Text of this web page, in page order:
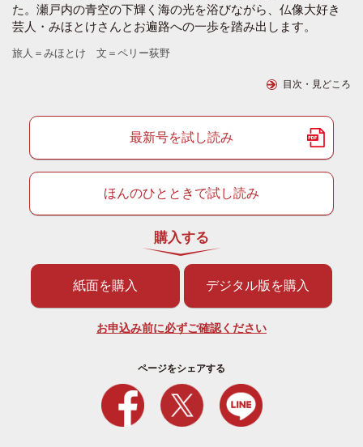
た。瀬戸内の青空の下輝く海の光を浴びながら、仏像大好き
芸人・みほとけさんとお遍路への一歩を踏み出します。
旅人＝みほとけ 文＝ペリー荻野
目次・見どころ
最新号を試し読み
ほんのひとときで試し読み
購入する
紙面を購入 デジタル版を購入
お申込み前に必ずご確認ください
ページをシェアする